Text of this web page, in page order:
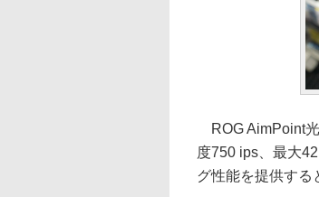
ROG AimPoint
度750 ips、最大
グ性能を提供する